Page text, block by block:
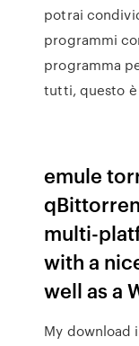
potrai
programmi
programma
tutti, questo è
emule
multi-
with a
well as a
My download